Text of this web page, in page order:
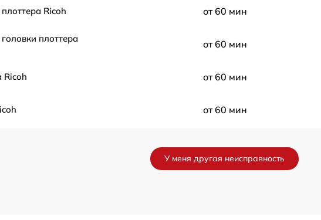
Ricoh от 60 мин
плоттера
от 60 мин
Ricoh от 60 мин
от 60 мин
У меня другая неисправность